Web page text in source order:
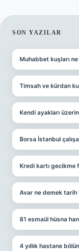
SON YAZILAR
Muhabbet kuşları
Timsah ve kürdan
Kendi ayakları
Borsa İstanbul
Kredi kartı gecikme
Avar ne demek tarih
81 esmaül hüsna
4 yıllık hastane